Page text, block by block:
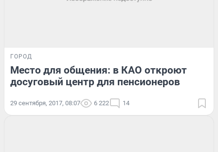
ГОРОД
Место для общения: в КАО откроют
досуговый центр для пенсионеров
29 сентября, 2017, 08:07 6 222 14